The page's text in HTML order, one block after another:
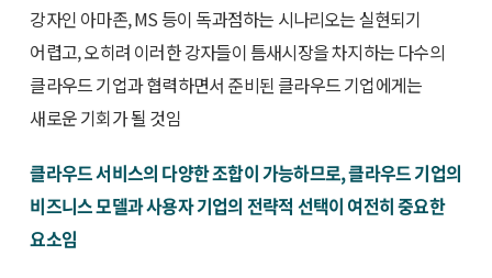
강자인 아마존, MS 등이 독과점하는 시나리오는 실현되기
어렵고, 오히려 이러한 강자들이 틈새시장을 차지하는 다수의
클라우드 기업과 협력하면서 준비된 클라우드 기업에게는
새로운 기회가 될 것임
클라우드 서비스의 다양한 조합이 가능하므로, 클라우드 기업의
비즈니스 모델과 사용자 기업의 전략적 선택이 여전히 중요한
요소임